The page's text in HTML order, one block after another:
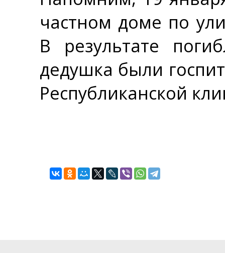
частном доме по
В результате
дедушка были
Республиканской